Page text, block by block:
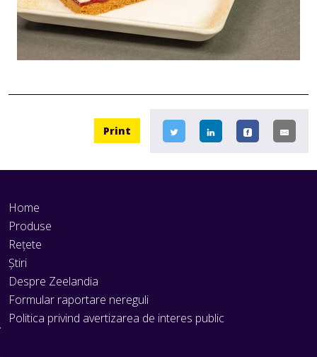
Print
Home
Produse
Rețete
Știri
Despre Zeelandia
Formular raportare nereguli
Politica privind avertizarea de interes public